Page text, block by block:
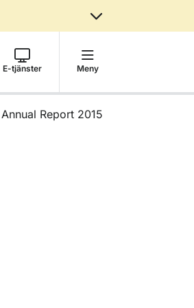
E-tjänster Meny
Report 2015